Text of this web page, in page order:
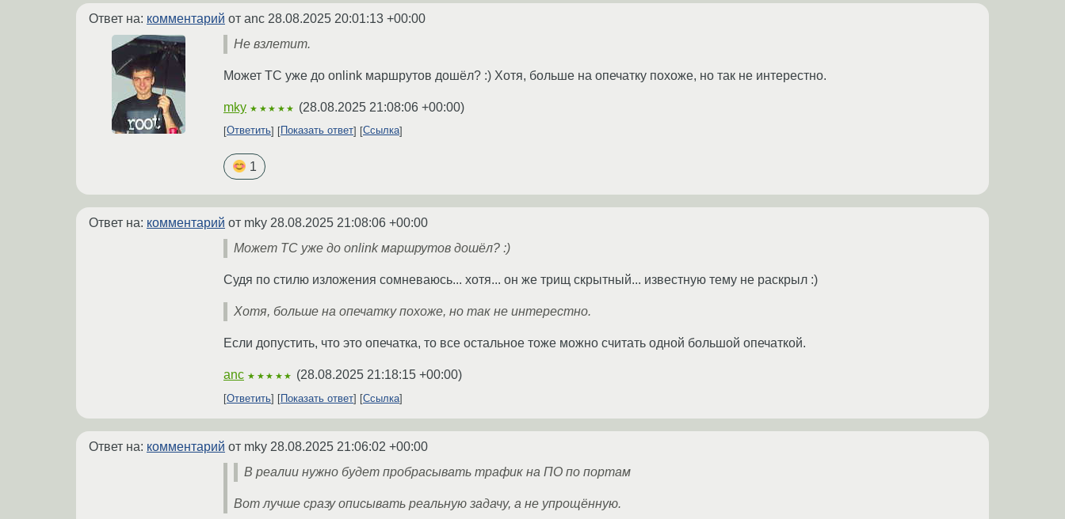
Ответ на: комментарий от anc 28.08.2025 20:01:13 +00:00
Не взлетит.
Может ТС уже до onlink маршрутов дошёл? :) Хотя, больше на опечатку похоже, но так не интерестно.
mky ★★★★★ (28.08.2025 21:08:06 +00:00)
Ответить Показать ответ Ссылка
1
Ответ на: комментарий от mky 28.08.2025 21:08:06 +00:00
Может ТС уже до onlink маршрутов дошёл? :)
Судя по стилю изложения сомневаюсь... хотя... он же трищ скрытный... известную тему не раскрыл :)
Хотя, больше на опечатку похоже, но так не интерестно.
Если допустить, что это опечатка, то все остальное тоже можно считать одной большой опечаткой.
anc ★★★★★ (28.08.2025 21:18:15 +00:00)
Ответить Показать ответ Ссылка
Ответ на: комментарий от mky 28.08.2025 21:06:02 +00:00
В реалии нужно будет пробрасывать трафик на ПО по портам
Вот лучше сразу описывать реальную задачу, а не упрощённую.